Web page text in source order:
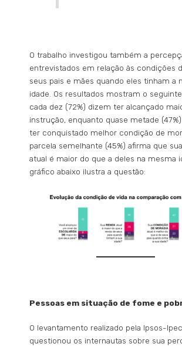
O trabalho investigou também a
entrevistados em relação às condições
seus pais e mães quando eles tinham a
idade. Os resultados mostram o
cada dez (72%) dizem ter alcançado
instrução, enquanto quase metade
ter conquistado melhor condição de
parcela semelhante (45%) afirma que
atual é maior do que a deles na mesma
gráfico abaixo ilustra a questão:
Pessoas em situação de fome e
O levantamento realizado pela Ipsos-
questionou os internautas sobre sua